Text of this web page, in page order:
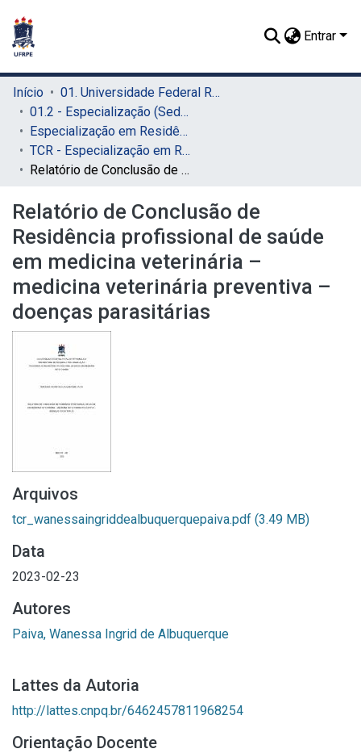
Entrar
Início
01. Universidade Federal Rural de Pernambuco - UFRPE (Sede)
01.2 - Especialização (Sede)
Especialização em Residência Veterinária (Sede)
TCR - Especialização em Residência Veterinária (Sede)
Relatório de Conclusão de Residência profissional de saúde em medicina veterinária – medicina veterinária preventiva – doenças parasitárias
Relatório de Conclusão de
Residência profissional de saúde
em medicina veterinária –
medicina veterinária preventiva –
doenças parasitárias
Arquivos
tcr_wanessaingriddealbuquerquepaiva.pdf (3.49 MB)
Data
2023-02-23
Autores
Paiva, Wanessa Ingrid de Albuquerque
Lattes da Autoria
http://lattes.cnpq.br/6462457811968254
Orientação Docente